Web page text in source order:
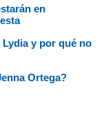
en
y por qué no
Ortega?